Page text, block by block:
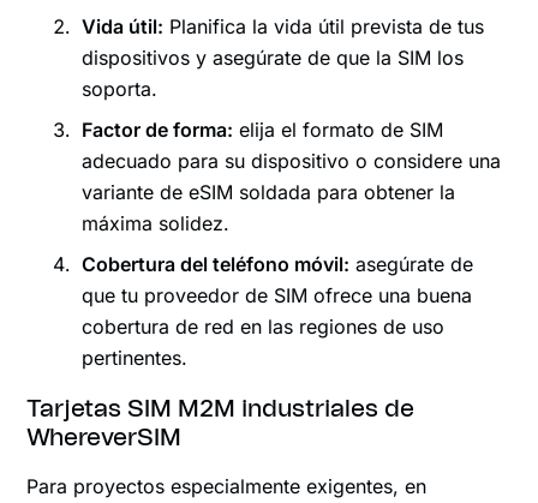
Vida útil: Planifica la vida útil prevista de tus
dispositivos y asegúrate de que la SIM los
soporta.
Factor de forma: elija el formato de SIM
adecuado para su dispositivo o considere una
variante de eSIM soldada para obtener la
máxima solidez.
Cobertura del teléfono móvil: asegúrate de
que tu proveedor de SIM ofrece una buena
cobertura de red en las regiones de uso
pertinentes.
Tarjetas SIM M2M industriales de
WhereverSIM
Para proyectos especialmente exigentes, en